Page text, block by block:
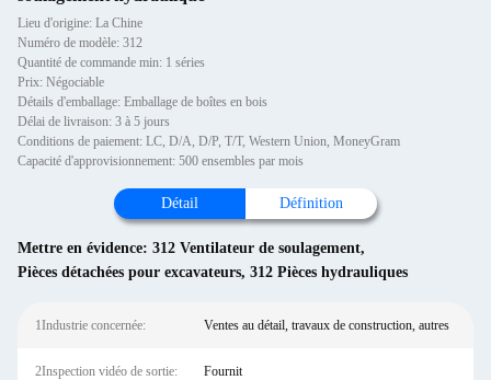
Lieu d'origine: La Chine
Numéro de modèle: 312
Quantité de commande min: 1 séries
Prix: Négociable
Détails d'emballage: Emballage de boîtes en bois
Délai de livraison: 3 à 5 jours
Conditions de paiement: LC, D/A, D/P, T/T, Western Union, MoneyGram
Capacité d'approvisionnement: 500 ensembles par mois
Détail Définition
Mettre en évidence: 312 Ventilateur de soulagement,
Pièces détachées pour excavateurs, 312 Pièces hydrauliques
1Industrie concernée: Ventes au détail, travaux de construction, autres
2Inspection vidéo de sortie: Fournit